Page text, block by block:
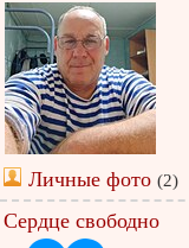
Личные фото (2)
Сердце свободно